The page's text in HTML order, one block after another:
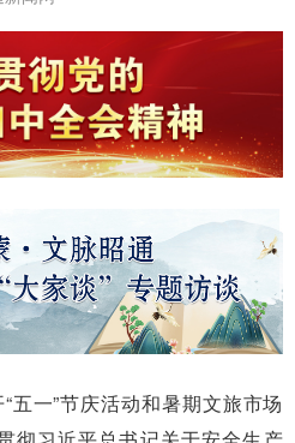
五一”节庆活动和暑期文旅市场